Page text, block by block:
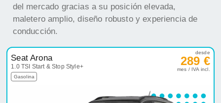
del mercado gracias a su posición elevada,
maletero amplio, diseño robusto y experiencia de
conducción.
Seat Arona
1.0 TSI Start & Stop Style+
Gasolina
desde
289 €
mes / IVA incl.